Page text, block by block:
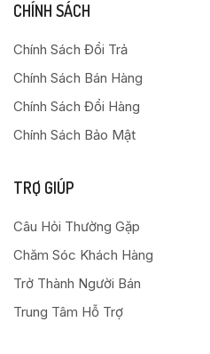
CHÍNH SÁCH
Chính Sách Đổi Trả
Chính Sách Bán Hàng
Chính Sách Đổi Hàng
Chính Sách Bảo Mật
TRỢ GIÚP
Câu Hỏi Thường Gặp
Chăm Sóc Khách Hàng
Trở Thành Người Bán
Trung Tâm Hỗ Trợ